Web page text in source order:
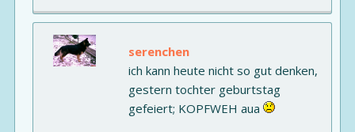
serenchen
ich kann heute nicht so gut denken,
gestern tochter geburtstag
gefeiert; KOPFWEH aua